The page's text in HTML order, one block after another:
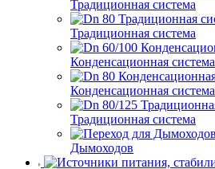
Традиционная система
Традиционная система
Конденсационная система
Конденсационная система
Традиционная система
Дымоходов